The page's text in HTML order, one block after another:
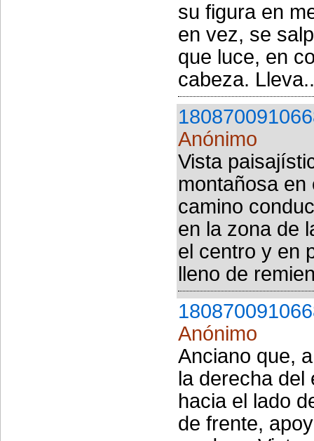
su figura en
en vez, se
que luce, en
cabeza.
Anónimo
Vista
montañosa en
camino
en la zona de
el centro y en
lleno de
Anónimo
Anciano que,
la derecha del
hacia el lado
de frente,